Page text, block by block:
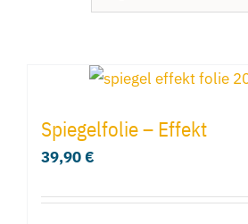
Spiegelfolie – Effekt
39,90€